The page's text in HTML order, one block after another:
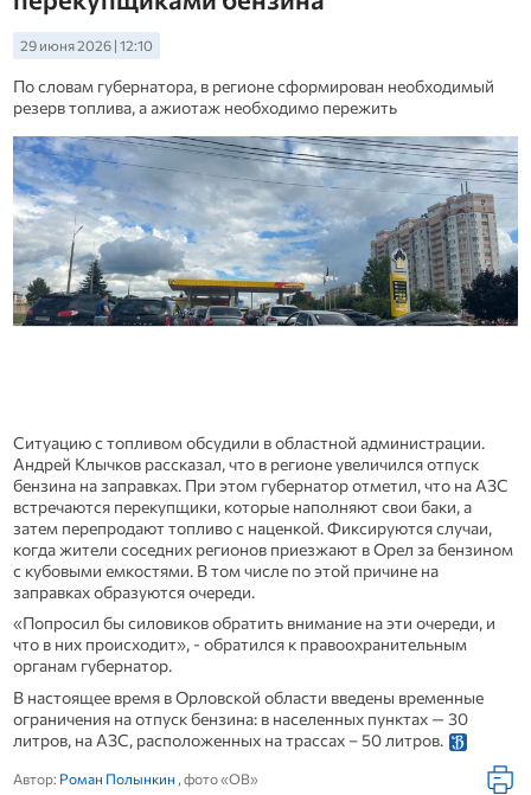
29 июня 2026 | 12:10
По словам губернатора, в регионе сформирован необходимый
резерв топлива, а ажиотаж необходимо пережить
Ситуацию с топливом обсудили в областной администрации.
Андрей Клычков рассказал, что в регионе увеличился отпуск
бензина на заправках. При этом губернатор отметил, что на АЗС
встречаются перекупщики, которые наполняют свои баки, а
затем перепродают топливо с наценкой. Фиксируются случаи,
когда жители соседних регионов приезжают в Орел за бензином
с кубовыми емкостями. В том числе по этой причине на
заправках образуются очереди.
«Попросил бы силовиков обратить внимание на эти очереди, и
что в них происходит», - обратился к правоохранительным
органам губернатор.
В настоящее время в Орловской области введены временные
ограничения на отпуск бензина: в населенных пунктах — 30
литров, на АЗС, расположенных на трассах – 50 литров.
Автор: Роман Полынкин , фото «ОВ»